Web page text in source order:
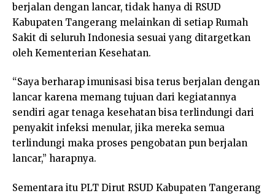
berjalan dengan lancar, tidak hanya di RSUD
Kabupaten Tangerang melainkan di setiap Rumah
Sakit di seluruh Indonesia sesuai yang ditargetkan
oleh Kementerian Kesehatan.
“Saya berharap imunisasi bisa terus berjalan dengan
lancar karena memang tujuan dari kegiatannya
sendiri agar tenaga kesehatan bisa terlindungi dari
penyakit infeksi menular, jika mereka semua
terlindungi maka proses pengobatan pun berjalan
lancar,” harapnya.
Sementara itu PLT Dirut RSUD Kabupaten Tangerang